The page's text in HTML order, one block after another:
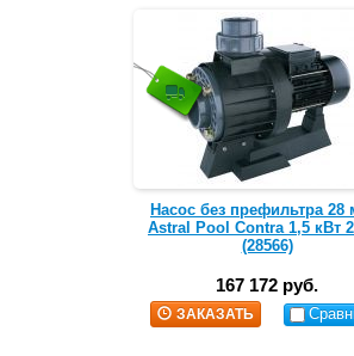
Насос без префильтра 28
Astral Pool Contra 1,5 кВт
(28566)
167 172 руб.
ЗАКАЗАТЬ